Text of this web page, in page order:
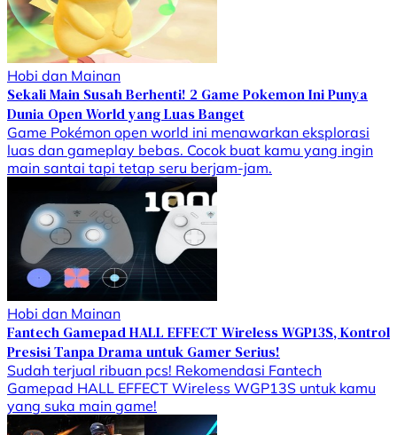
Hobi dan Mainan
Sekali Main Susah Berhenti! 2 Game Pokemon Ini Punya
Dunia Open World yang Luas Banget
Game Pokémon open world ini menawarkan eksplorasi
luas dan gameplay bebas. Cocok buat kamu yang ingin
main santai tapi tetap seru berjam-jam.
Hobi dan Mainan
Fantech Gamepad HALL EFFECT Wireless WGP13S, Kontrol
Presisi Tanpa Drama untuk Gamer Serius!
Sudah terjual ribuan pcs! Rekomendasi Fantech
Gamepad HALL EFFECT Wireless WGP13S untuk kamu
yang suka main game!